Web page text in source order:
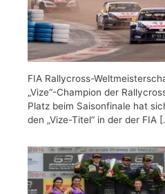
FIA Rallycross-
„Vize“-Champion der
Platz beim Saisonfinale hat
den „Vize-Titel“ in der der FIA